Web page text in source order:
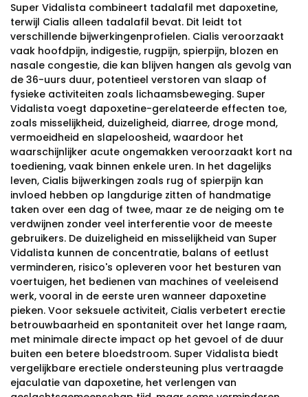
Super Vidalista combineert tadalafil met dapoxetine,
terwijl Cialis alleen tadalafil bevat. Dit leidt tot
verschillende bijwerkingenprofielen. Cialis veroorzaakt
vaak hoofdpijn, indigestie, rugpijn, spierpijn, blozen en
nasale congestie, die kan blijven hangen als gevolg van
de 36-uurs duur, potentieel verstoren van slaap of
fysieke activiteiten zoals lichaamsbeweging. Super
Vidalista voegt dapoxetine-gerelateerde effecten toe,
zoals misselijkheid, duizeligheid, diarree, droge mond,
vermoeidheid en slapeloosheid, waardoor het
waarschijnlijker acute ongemakken veroorzaakt kort na
toediening, vaak binnen enkele uren. In het dagelijks
leven, Cialis bijwerkingen zoals rug of spierpijn kan
invloed hebben op langdurige zitten of handmatige
taken over een dag of twee, maar ze de neiging om te
verdwijnen zonder veel interferentie voor de meeste
gebruikers. De duizeligheid en misselijkheid van Super
Vidalista kunnen de concentratie, balans of eetlust
verminderen, risico's opleveren voor het besturen van
voertuigen, het bedienen van machines of veeleisend
werk, vooral in de eerste uren wanneer dapoxetine
pieken. Voor seksuele activiteit, Cialis verbetert erectie
betrouwbaarheid en spontaniteit over het lange raam,
met minimale directe impact op het gevoel of de duur
buiten een betere bloedstroom. Super Vidalista biedt
vergelijkbare erectiele ondersteuning plus vertraagde
ejaculatie van dapoxetine, het verlengen van